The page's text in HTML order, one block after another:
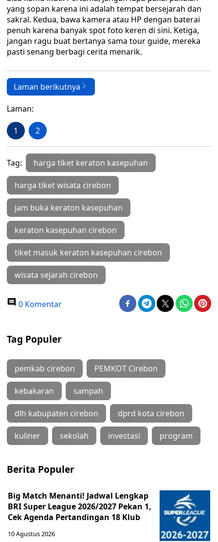
yang sopan karena ini adalah tempat bersejarah dan
sakral. Kedua, bawa kamera atau HP dengan baterai
penuh karena banyak spot foto keren di sini. Ketiga,
jangan ragu buat bertanya sama tour guide, mereka
pasti senang berbagi cerita menarik.
Laman berikutnya
Laman:
1 2
Tag: harga tiket keraton kasepuhan
harga tiket wisata cirebon
jam buka keraton kasepuhan
keraton kasepuhan cirebon
tiket masuk keraton kasepuhan cirebon
wisata sejarah cirebon
0 Komentar
Tag Populer
pemkab cirebon PEMKOT Cirebon
kebakaran sampah
dlh kabupaten cirebon dprd kota cirebon
kuliner sekolah investasi program
Berita Populer
Big Match Menanti! Jadwal Lengkap
BRI Super League 2026/2027 Pekan 1,
Cek Agenda Pertandingan 18 Klub
10 Agustus 2026